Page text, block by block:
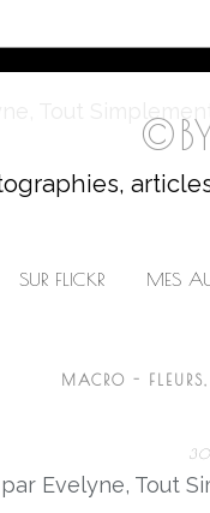
SUR FLICKR MES
MACRO -
30
Evelyne, Tout